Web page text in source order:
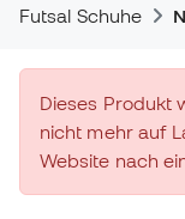
Futsal Schuhe
Dieses Produkt
nicht mehr auf
Website nach